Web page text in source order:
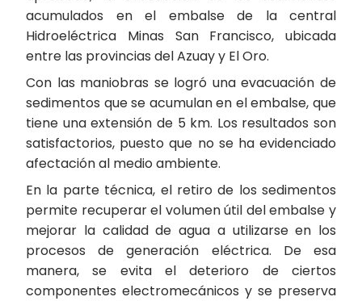
acumulados en el embalse de la central
Hidroeléctrica Minas San Francisco, ubicada
entre las provincias del Azuay y El Oro.
Con las maniobras se logró una evacuación de
sedimentos que se acumulan en el embalse, que
tiene una extensión de 5 km. Los resultados son
satisfactorios, puesto que no se ha evidenciado
afectación al medio ambiente.
En la parte técnica, el retiro de los sedimentos
permite recuperar el volumen útil del embalse y
mejorar la calidad de agua a utilizarse en los
procesos de generación eléctrica. De esa
manera, se evita el deterioro de ciertos
componentes electromecánicos y se preserva